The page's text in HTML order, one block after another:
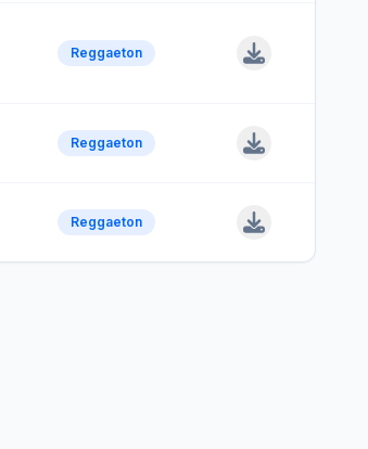
Reggaeton
Reggaeton
Reggaeton